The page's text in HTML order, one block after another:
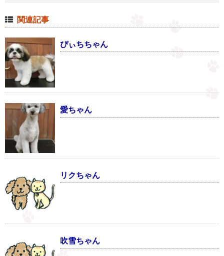
関連記事
ぴぃちちゃん
愛ちゃん
リクちゃん
吹雪ちゃん